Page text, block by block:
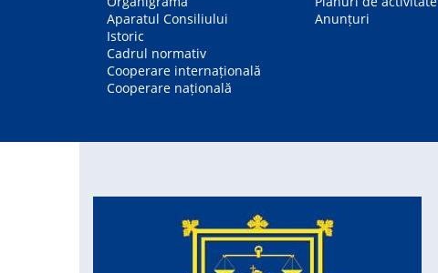
Aparatul Consiliului
Istoric
Cadrul normativ
Cooperare internațională
Cooperare națională
Anunțuri